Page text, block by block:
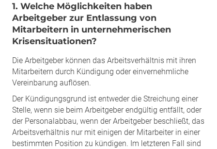
1. Welche Möglichkeiten haben
Arbeitgeber zur Entlassung von
Mitarbeitern in unternehmerischen
Krisensituationen?
Die Arbeitgeber können das Arbeitsverhältnis mit ihren
Mitarbeitern durch Kündigung oder einvernehmliche
Vereinbarung auflösen.
Der Kündigungsgrund ist entweder die Streichung einer
Stelle, wenn sie beim Arbeitgeber endgültig entfällt, oder
der Personalabbau, wenn der Arbeitgeber beschließt, das
Arbeitsverhältnis nur mit einigen der Mitarbeiter in einer
bestimmten Position zu kündigen. Im letzteren Fall sind